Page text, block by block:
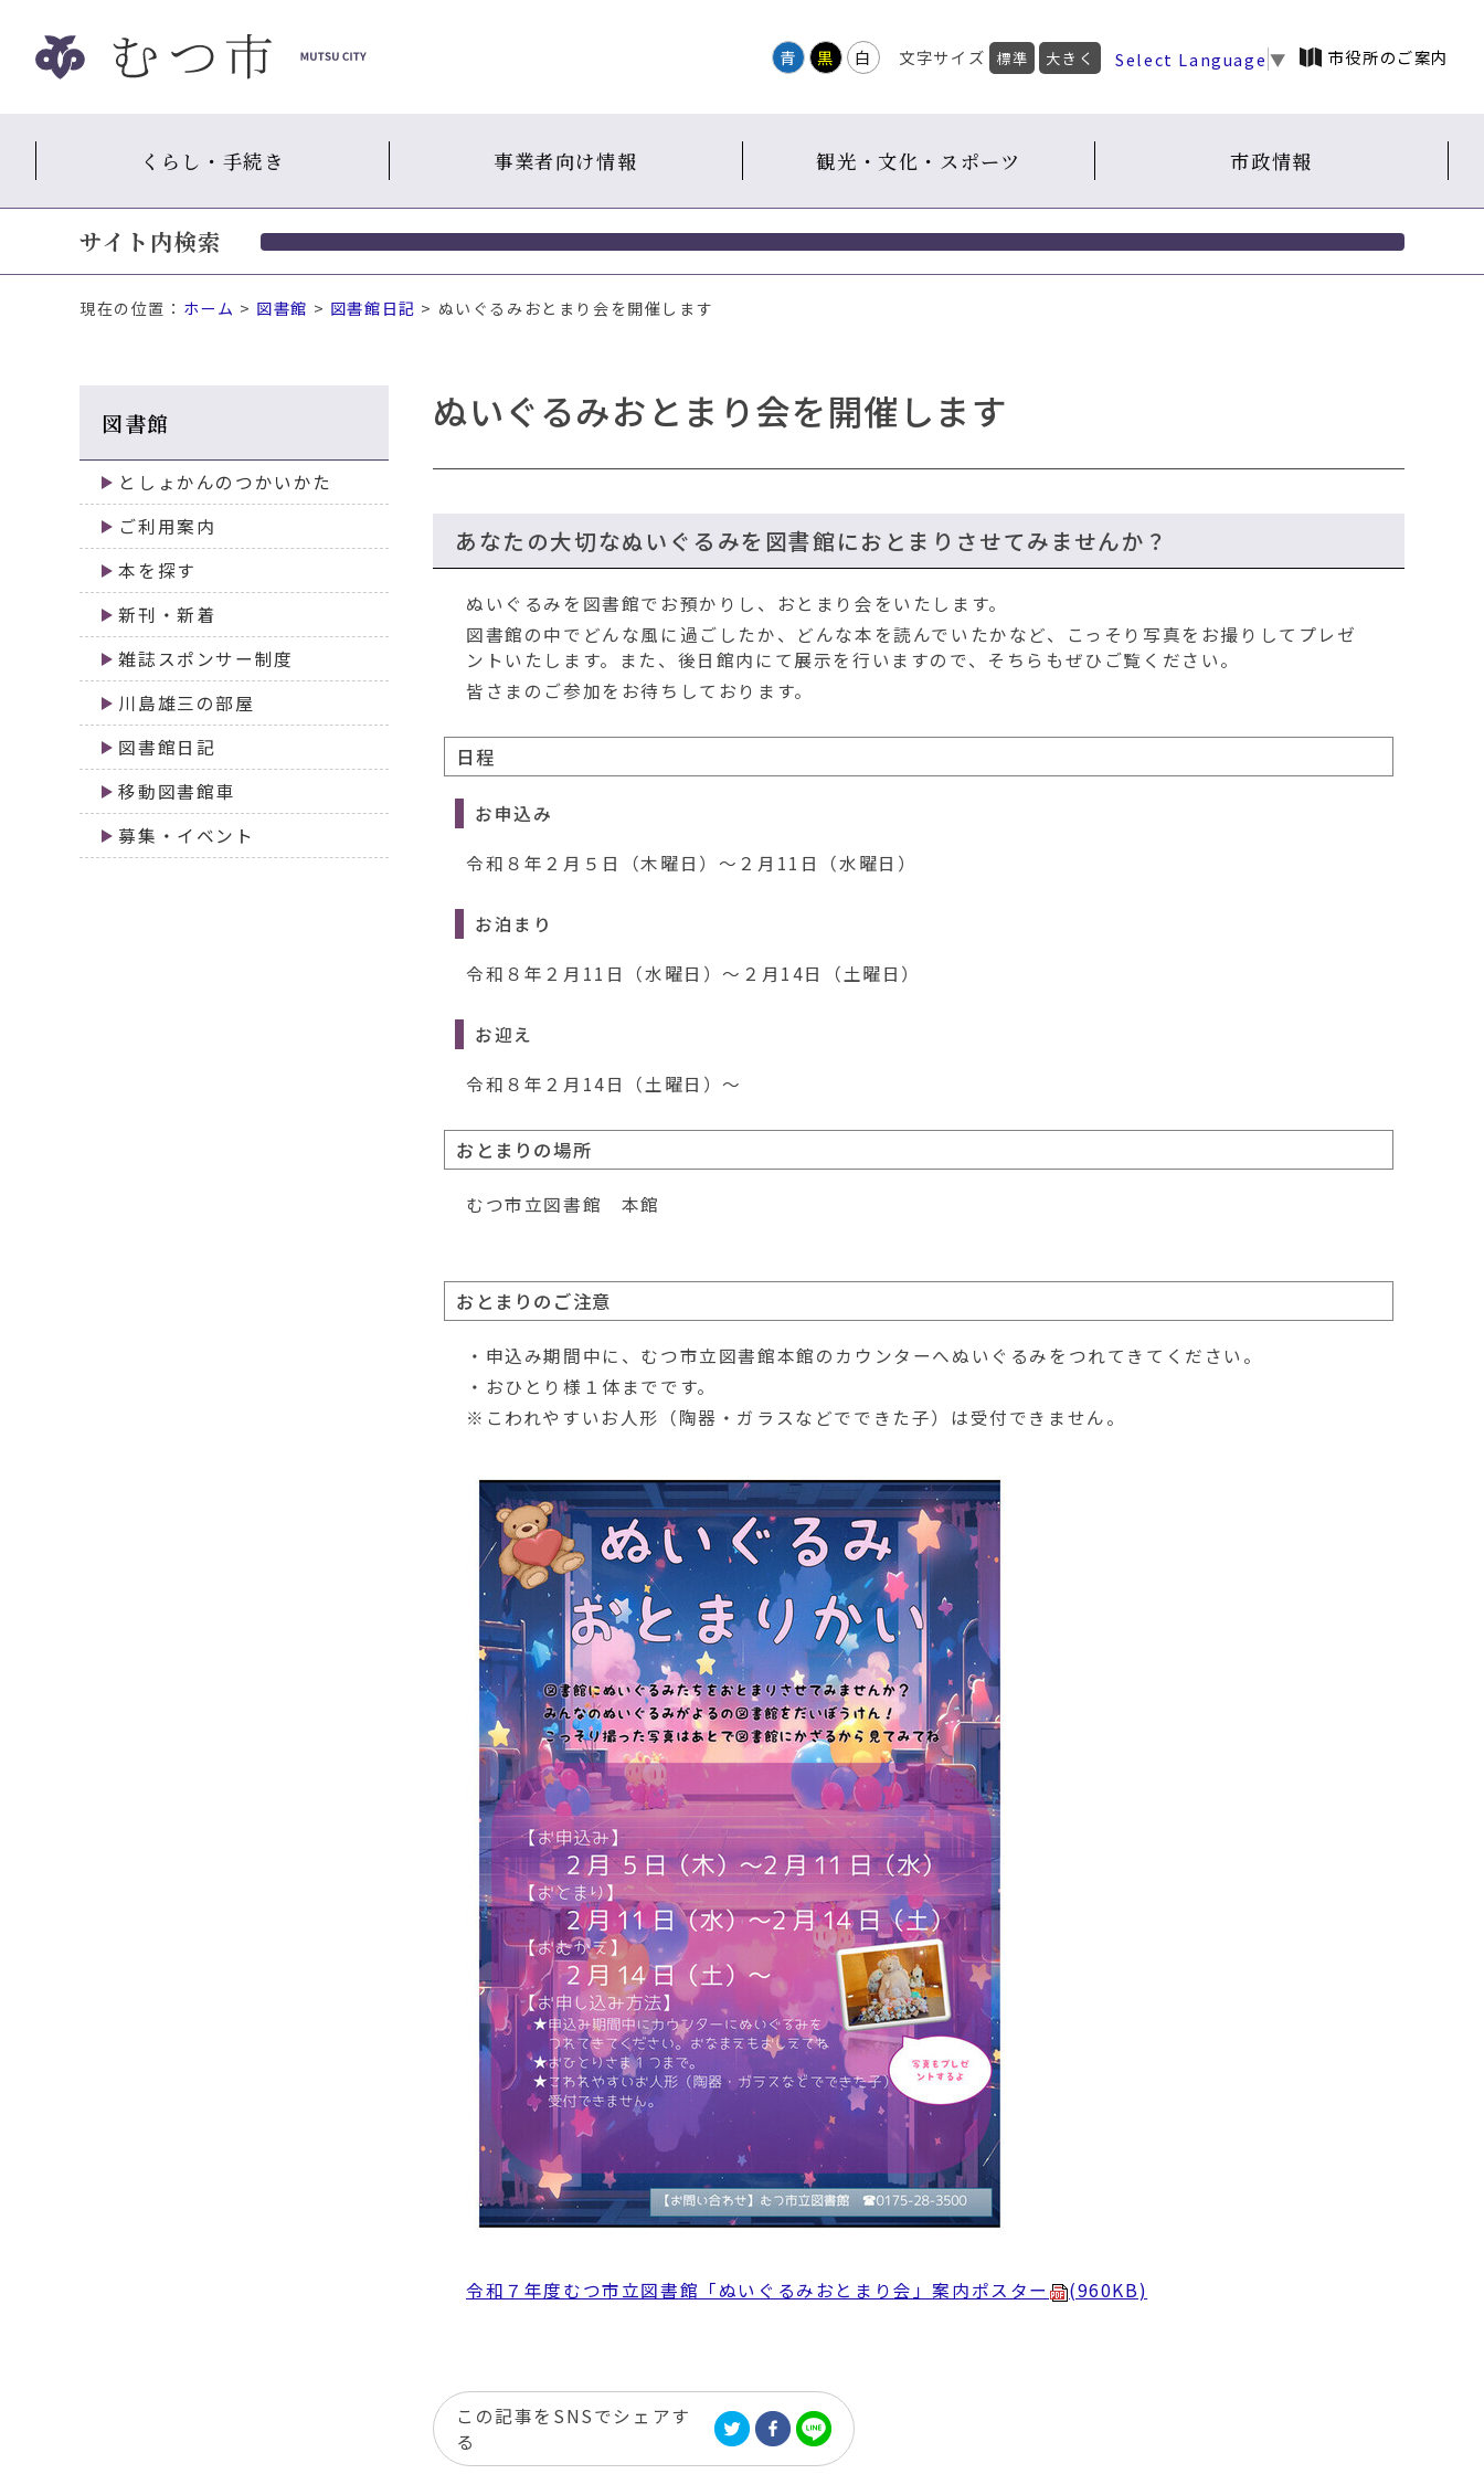
ッ
青 黒 白 文字サイズ 標準 大きく Select Language ▼ 市役所のご案内
くらし・手続き 事業者向け情報 観光・文化・スポーツ 市政情報
サイト内検索
現在の位置： ホーム > 図書館 > 図書館日記 > ぬいぐるみおとまり会を開催します
ぬいぐるみおとまり会を開催します
あなたの大切なぬいぐるみを図書館におとまりさせてみませんか？
ぬいぐるみを図書館でお預かりし、おとまり会をいたします。
図書館の中でどんな風に過ごしたか、どんな本を読んでいたかなど、こっそり写真をお撮りしてプレゼ
ントいたします。また、後日館内にて展示を行いますので、そちらもぜひご覧ください。
皆さまのご参加をお待ちしております。
日程
お申込み
令和８年２月５日（木曜日）～２月11日（水曜日）
お泊まり
令和８年２月11日（水曜日）～２月14日（土曜日）
お迎え
令和８年２月14日（土曜日）～
おとまりの場所
むつ市立図書館 本館
おとまりのご注意
・申込み期間中に、むつ市立図書館本館のカウンターへぬいぐるみをつれてきてください。
・おひとり様１体までです。
※こわれやすいお人形（陶器・ガラスなどでできた子）は受付できません。
令和７年度むつ市立図書館「ぬいぐるみおとまり会」案内ポスター (960KB)
この記事をSNSでシェアす
る
図書館
としょかんのつかいかた
ご利用案内
本を探す
新刊・新着
雑誌スポンサー制度
川島雄三の部屋
図書館日記
移動図書館車
募集・イベント